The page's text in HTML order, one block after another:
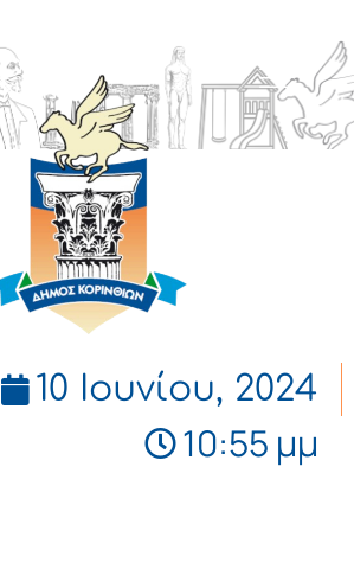
10 Ιουνίου, 2024
10:55 μμ